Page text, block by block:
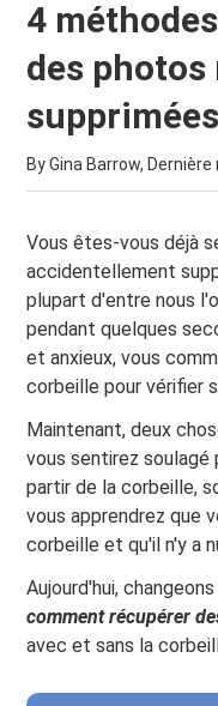
4
des
supprimées
By Gina Barrow,
Vous êtes-vous déjà
accidentellement
plupart d'entre nous
pendant quelques
et anxieux, vous
corbeille pour vérifier
Maintenant, deux
vous sentirez
partir de la corbeille,
vous apprendrez que
corbeille et qu'il n'y a
Aujourd'hui,
comment récupérer
avec et sans la